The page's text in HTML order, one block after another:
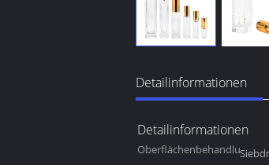
Detailinformationen
Detailinformationen
Oberflächenbehandlung: